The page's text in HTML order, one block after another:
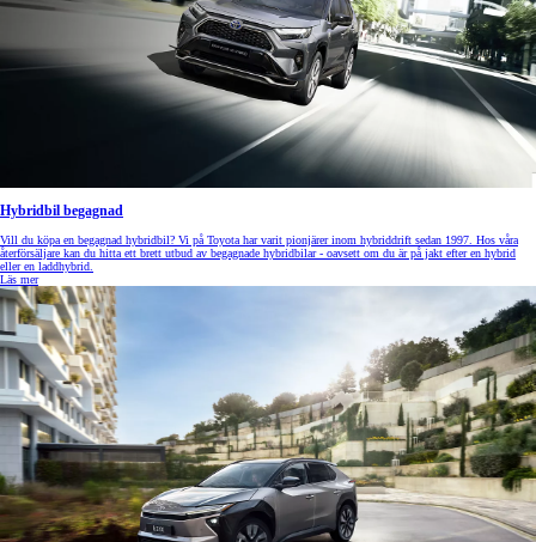
Hybridbil begagnad
Vill du köpa en begagnad hybridbil? Vi på Toyota har varit pionjärer inom hybriddrift sedan 1997. Hos våra
återförsäljare kan du hitta ett brett utbud av begagnade hybridbilar - oavsett om du är på jakt efter en hybrid
eller en laddhybrid.
Läs mer